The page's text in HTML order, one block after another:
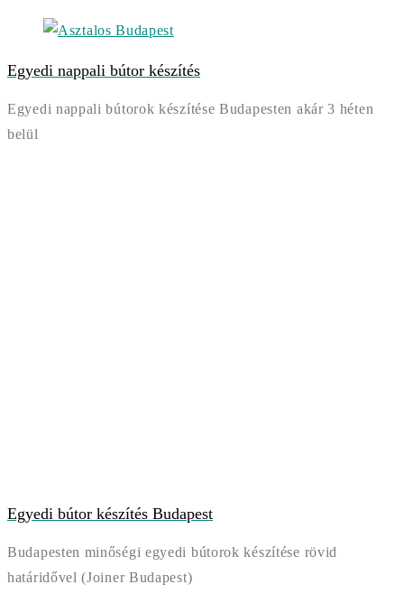
Egyedi nappali bútor készítés
Egyedi nappali bútorok készítése Budapesten akár 3 héten
belül
Egyedi bútor készítés Budapest
Budapesten minőségi egyedi bútorok készítése rövid
határidővel (Joiner Budapest)